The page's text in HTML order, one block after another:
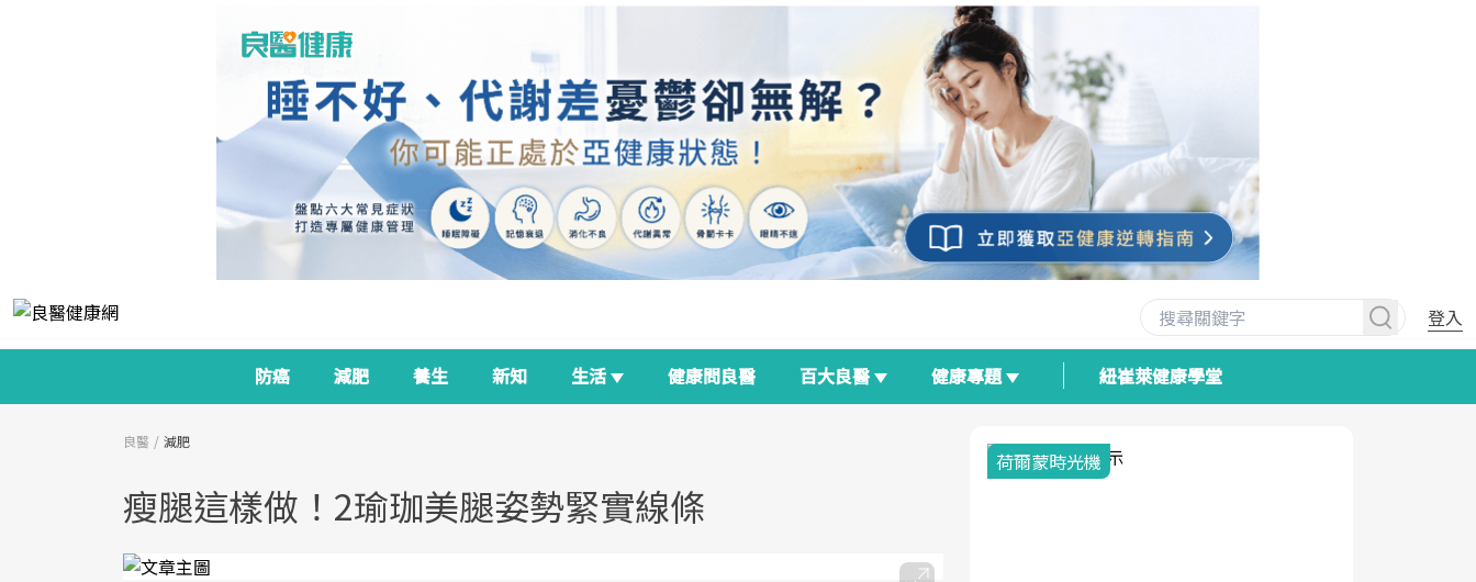
登入
防癌 減肥 養生 新知 生活 健康問良醫 百大良醫 健康專題 紐崔萊健康學堂
良醫 減肥
瘦腿這樣做！2瑜珈美腿姿勢緊實線條
荷爾蒙時光機